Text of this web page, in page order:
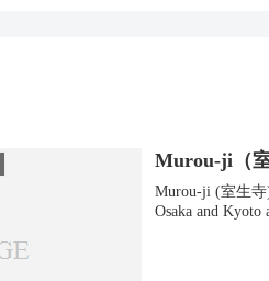
Murou-ji（
Murou-ji (室生寺) Asuka（明日香、飛鳥） is near Nara（奈良）
Osaka and Kyoto